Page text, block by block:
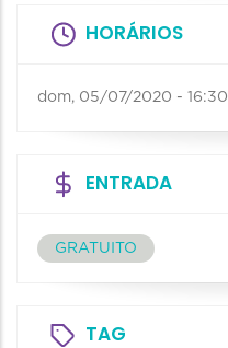
HORÁRIOS
dom, 05/07/2020 - 16:30
ENTRADA
GRATUITO
TAG